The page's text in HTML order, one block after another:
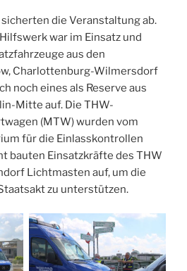
die Veranstaltung ab.
war im Einsatz und
aus den
Charlottenburg-Wilmersdorf
noch eines als Reserve aus
Mitte auf. Die THW-
(MTW) wurden vom
für die Einlasskontrollen
bauten Einsatzkräfte des THW
Lichtmasten auf, um die
zu unterstützen.